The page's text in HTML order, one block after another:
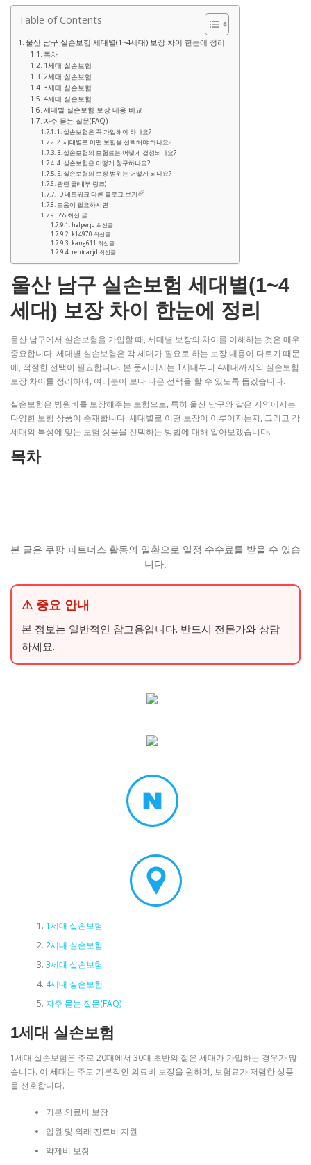
Table of Contents
울산 남구 실손보험 세대별(1~4세대) 보장 차이 한눈에 정리
목차
1세대 실손보험
2세대 실손보험
3세대 실손보험
4세대 실손보험
세대별 실손보험 보장 내용 비교
자주 묻는 질문(FAQ)
1. 실손보험은 꼭 가입해야 하나요?
2. 세대별로 어떤 보험을 선택해야 하나요?
3. 실손보험의 보험료는 어떻게 결정되나요?
4. 실손보험은 어떻게 청구하나요?
5. 실손보험의 보장 범위는 어떻게 되나요?
관련 글(내부 링크)
JD 네트워크 다른 블로그 보기
도움이 필요하시면
RSS 최신 글
helperjd 최신글
k14970 최신글
kang611 최신글
rentcarjd 최신글
울산 남구 실손보험 세대별(1~4
세대) 보장 차이 한눈에 정리
울산 남구에서 실손보험을 가입할 때, 세대별 보장의 차이를 이해하는 것은 매우
중요합니다. 세대별 실손보험은 각 세대가 필요로 하는 보장 내용이 다르기 때문
에, 적절한 선택이 필요합니다. 본 문서에서는 1세대부터 4세대까지의 실손보험
보장 차이를 정리하여, 여러분이 보다 나은 선택을 할 수 있도록 돕겠습니다.
실손보험은 병원비를 보장해주는 보험으로, 특히 울산 남구와 같은 지역에서는
다양한 보험 상품이 존재합니다. 세대별로 어떤 보장이 이루어지는지, 그리고 각
세대의 특성에 맞는 보험 상품을 선택하는 방법에 대해 알아보겠습니다.
목차
본 글은 쿠팡 파트너스 활동의 일환으로 일정 수수료를 받을 수 있습
니다.
⚠ 중요 안내
본 정보는 일반적인 참고용입니다. 반드시 전문가와 상담
하세요.
1세대 실손보험
2세대 실손보험
3세대 실손보험
4세대 실손보험
자주 묻는 질문(FAQ)
1세대 실손보험
1세대 실손보험은 주로 20대에서 30대 초반의 젊은 세대가 가입하는 경우가 많
습니다. 이 세대는 주로 기본적인 의료비 보장을 원하며, 보험료가 저렴한 상품
을 선호합니다.
기본 의료비 보장
입원 및 외래 진료비 지원
약제비 보장